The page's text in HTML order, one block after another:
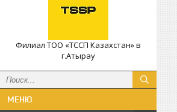
Филиал ТОО «ТССП Казахстан» в
г.Атырау